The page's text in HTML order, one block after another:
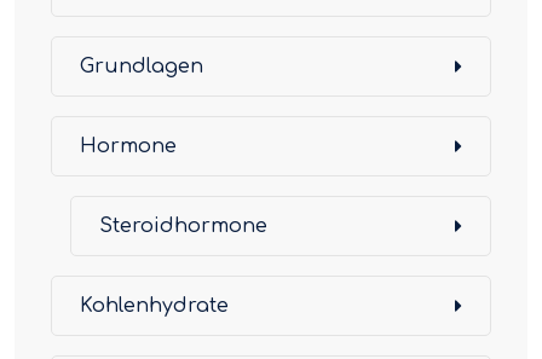
Grundlagen
Hormone
Steroidhormone
Kohlenhydrate